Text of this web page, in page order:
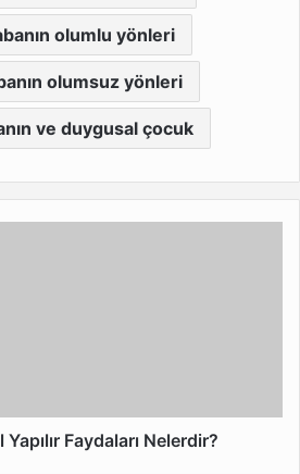
olumlu yönleri
olumsuz yönleri
ve duygusal çocuk
Yapılır Faydaları Nelerdir?